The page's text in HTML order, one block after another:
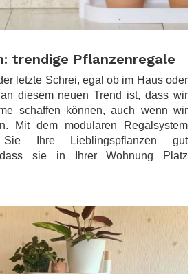
trendige Pflanzenregale
letzte Schrei, egal ob im Haus oder
diesem neuen Trend ist, dass wir
schaffen können, auch wenn wir
Mit dem modularen Regalsystem
Ihre Lieblingspflanzen gut
sie in Ihrer Wohnung Platz